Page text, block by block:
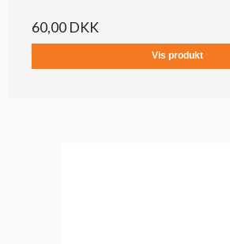
60,00 DKK
Vis produkt